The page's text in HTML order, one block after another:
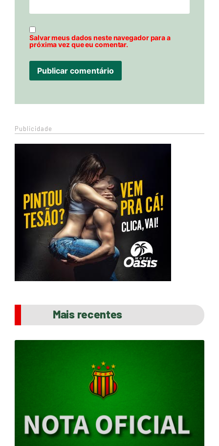
Salvar meus dados neste navegador para a
próxima vez que eu comentar.
Publicidade
Mais recentes